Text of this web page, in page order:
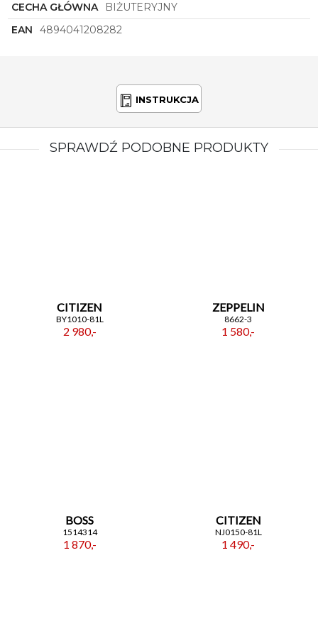
CECHA GŁÓWNA
BIŻUTERYJNY
EAN
4894041208282
INSTRUKCJA
SPRAWDŹ PODOBNE PRODUKTY
CITIZEN
BY1010-81L
2 980,-
ZEPPELIN
8662-3
1 580,-
BOSS
1514314
1 870,-
CITIZEN
NJ0150-81L
1 490,-